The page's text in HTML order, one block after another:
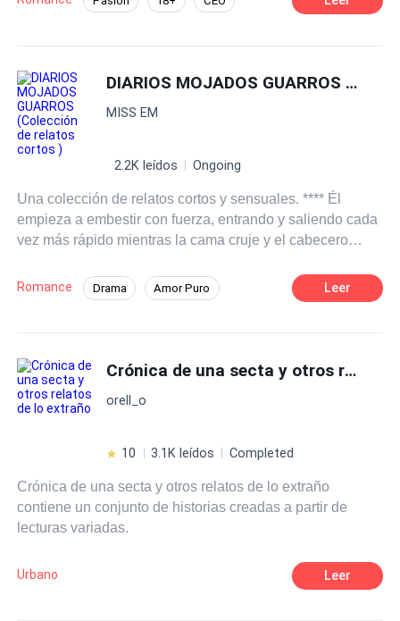
estos relatos. **Las historias aquí narradas son ficción y
Aventura de Una Noche DIARIOS MOJADOS GUARROS (Colección de relatos cortos )
MISS EM
2.2K leídos Ongoing
Una colección de relatos cortos y sensuales. **** Él
empieza a embestir con fuerza, entrando y saliendo cada
vez más rápido mientras la cama cruje y el cabecero
con cada movimiento. —Joder, qué apretada estás, nena
dentro de mí mientras yo lo apretaba con fuerza. Los dos
nos corrimos juntos, sin aliento, jadeando desesperados.
Justo cuando pensaba que habíamos terminado, él me
lados de mi cabeza, y Melvin las sujetó firmemente en
pongo cuando te veo caminando por la casa solo con
esas putas camisetas de tirantes y minifaldas que apenas
te tapan las nalgas cuando te agachas un poco. Ahora,
nos dé la puta gana. Mi coño estaba completamente
Romance Drama Amor Puro Leer
Crónica de una secta y otros relatos de lo extraño
orell_o
10 3.1K leídos Completed
Crónica de una secta y otros relatos de lo extraño
contiene un conjunto de historias creadas a partir de
lecturas variadas.
Urbano Leer